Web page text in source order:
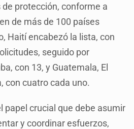
protección, conforme a
de más de 100 países
Haití encabezó la lista, con
seguido por
con 13, y Guatemala, El
con cuatro cada uno.
papel crucial que debe asumir
y coordinar esfuerzos,